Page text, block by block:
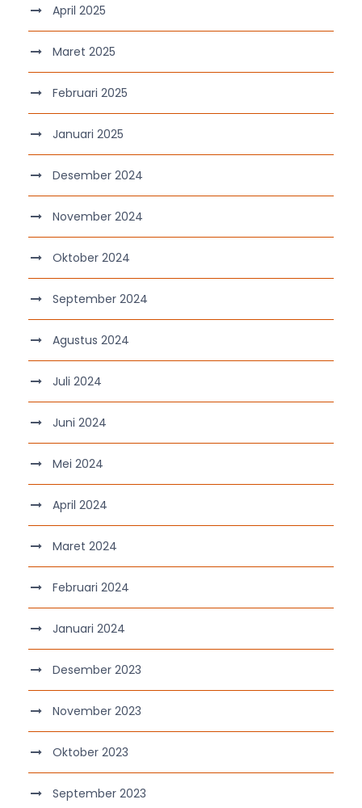
April 2025
Maret 2025
Februari 2025
Januari 2025
Desember 2024
November 2024
Oktober 2024
September 2024
Agustus 2024
Juli 2024
Juni 2024
Mei 2024
April 2024
Maret 2024
Februari 2024
Januari 2024
Desember 2023
November 2023
Oktober 2023
September 2023